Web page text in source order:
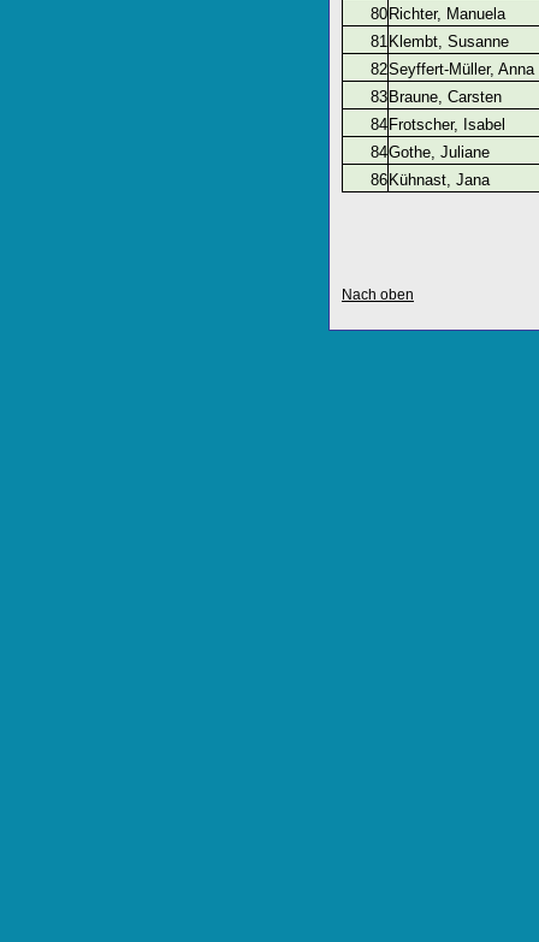
80 Richter, Manuela
81 Klembt, Susanne
82Seyffert-Müller, Anna
83 Braune, Carsten
84 Frotscher, Isabel
84Gothe, Juliane
86 Kühnast, Jana
Nach oben